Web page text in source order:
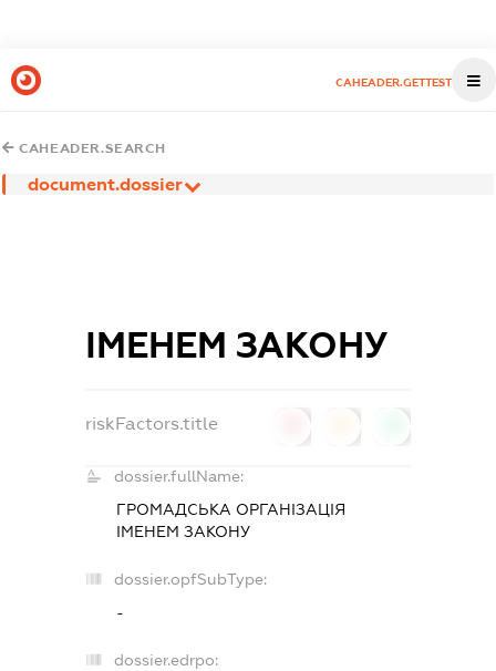
CAHEADER.GETTEST
CAHEADER.SEARCH
document.dossier
ІМЕНЕМ ЗАКОНУ
riskFactors.title
dossier.fullName:
ГРОМАДСЬКА ОРГАНІЗАЦІЯ
ІМЕНЕМ ЗАКОНУ
dossier.opfSubType:
-
dossier.edrpo: